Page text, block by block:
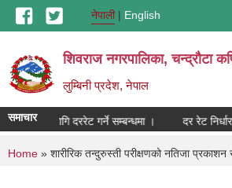
Skip to main contentनेपाली English
शिवराज नगरपालिका, चन्द्राैटा
लुम्बिनी प्रदेश, नेपाल
समाचार लागि दररेट गर्ने सम्बन्धमा । दर रेट
You are here
Home » शारीरिक तन्दुरुस्ती परीक्षणको नतिजा